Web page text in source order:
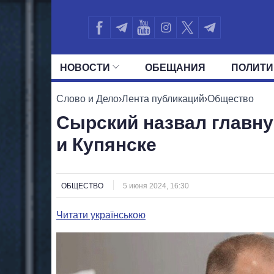
НОВОСТИ ОБЕЩАНИЯ
ВСЕ ПОЛИТИКИ ПРЕЗИДЕНТ И
Слово и Дело›Лента публикаций›Общество
Сырский назвал
и Купянске
ОБЩЕСТВО 5 июня 2024, 16:30
Читати українською